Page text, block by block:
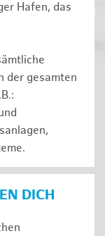
Hafen, das
der gesamten
DICH